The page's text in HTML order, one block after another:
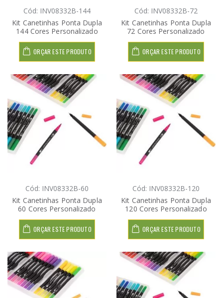
Cód: INV08332B-144
Kit Canetinhas Ponta Dupla
144 Cores Personalizado
ORÇAR ESTE PRODUTO
Cód: INV08332B-72
Kit Canetinhas Ponta Dupla
72 Cores Personalizado
ORÇAR ESTE PRODUTO
Cód: INV08332B-60
Kit Canetinhas Ponta Dupla
60 Cores Personalizado
ORÇAR ESTE PRODUTO
Cód: INV08332B-120
Kit Canetinhas Ponta Dupla
120 Cores Personalizado
ORÇAR ESTE PRODUTO